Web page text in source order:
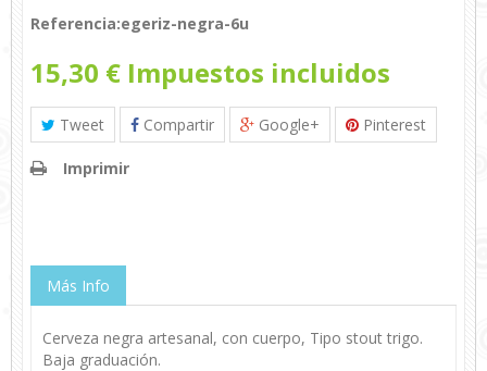
Referencia:egeriz-negra-6u
15,30 € Impuestos incluidos
Tweet Compartir Google+ Pinterest
Imprimir
Más Info
Cerveza negra artesanal, con cuerpo, Tipo stout trigo.
Baja graduación.